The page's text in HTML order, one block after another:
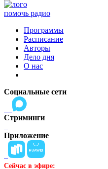
помочь радио
Программы
Расписание
Авторы
Дело дня
О нас
Социальные сети
Стриминги
Приложение
Сейчас в эфире: